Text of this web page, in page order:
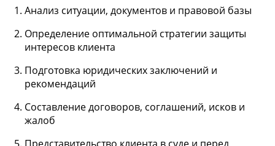
Анализ ситуации, документов и правовой базы
Определение оптимальной стратегии защиты
интересов клиента
Подготовка юридических заключений и
рекомендаций
Составление договоров, соглашений, исков и
жалоб